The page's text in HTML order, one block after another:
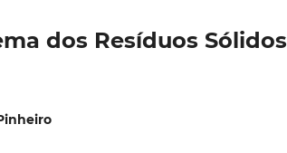
dos Resíduos Sólidos